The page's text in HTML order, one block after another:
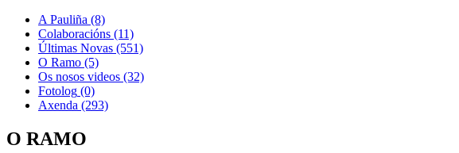
A Pauliña (8)
Colaboracións (11)
Últimas Novas (551)
O Ramo (5)
Os nosos videos (32)
Fotolog (0)
Axenda (293)
O RAMO